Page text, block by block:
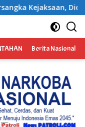
BP3RI
Berita Nasional